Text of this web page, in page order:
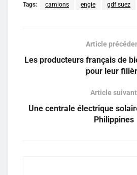
Tags: camions engie gdf suez
Article
Les producteurs français de
pour leur
Article suivant
Une centrale électrique
Philippines